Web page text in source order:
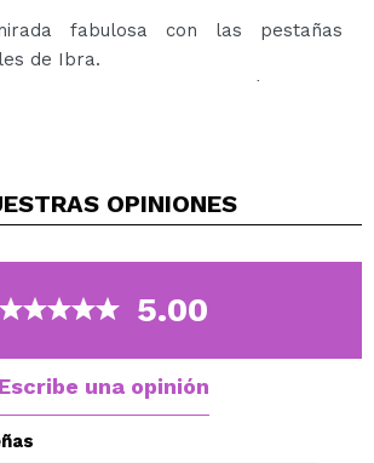
fabulosa con las pestañas
de Ibra.
fabricadas en pelo sintético, son
de llevar.
OPINIONES
5.00
Escribe una opinión